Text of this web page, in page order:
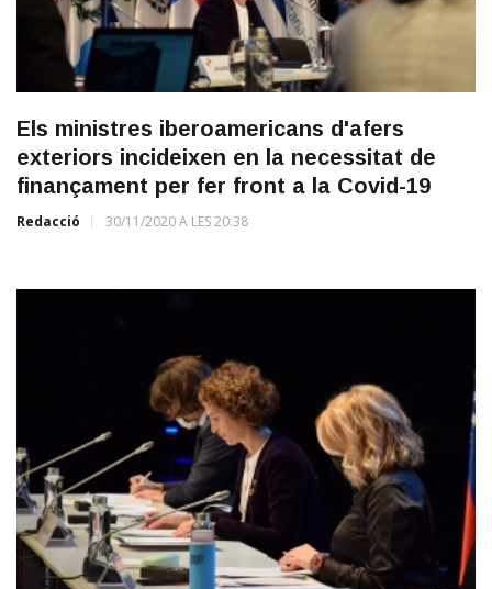
Els ministres iberoamericans d'afers
exteriors incideixen en la necessitat de
finançament per fer front a la Covid-19
Redacció 30/11/2020 A LES 20:38